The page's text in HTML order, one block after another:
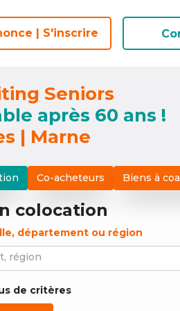
| S'inscrire
| S'inscrire
Seniors
après 60 ans !
| Marne
Co-acheteurs Biens à
colocation
département ou région
région
de critères